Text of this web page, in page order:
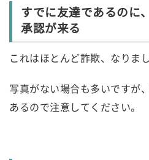
すでに友達であるのに
承認が来る
これはほとんど詐欺、なりまし
写真がない場合も多いですが
あるので注意してください。